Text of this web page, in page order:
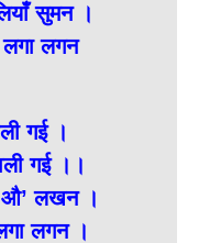
सुमन ।
लगन
गई ।
गई ।।
औ’ लखन ।
लगन ।